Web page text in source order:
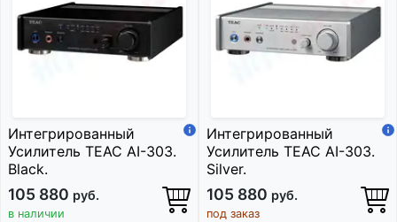
Интегрированный
Усилитель TEAC AI-303.
Black.
105 880 руб.
в наличии
Интегрированный
Усилитель TEAC AI-303.
Silver.
105 880 руб.
под заказ